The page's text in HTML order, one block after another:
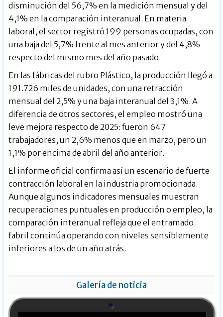
disminución del 56,7% en la medición mensual y del
4,1% en la comparación interanual. En materia
laboral, el sector registró 199 personas ocupadas, con
una baja del 5,7% frente al mes anterior y del 4,8%
respecto del mismo mes del año pasado.
En las fábricas del rubro Plástico, la producción llegó a
191.726 miles de unidades, con una retracción
mensual del 2,5% y una baja interanual del 3,1%. A
diferencia de otros sectores, el empleo mostró una
leve mejora respecto de 2025: fueron 647
trabajadores, un 2,6% menos que en marzo, pero un
1,1% por encima de abril del año anterior.
El informe oficial confirma así un escenario de fuerte
contracción laboral en la industria promocionada.
Aunque algunos indicadores mensuales muestran
recuperaciones puntuales en producción o empleo, la
comparación interanual refleja que el entramado
fabril continúa operando con niveles sensiblemente
inferiores a los de un año atrás.
Galería de noticia